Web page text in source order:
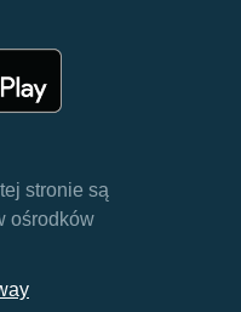
stronie są
ośrodków